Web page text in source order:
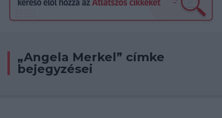
„Angela Merkel” címke
bejegyzései